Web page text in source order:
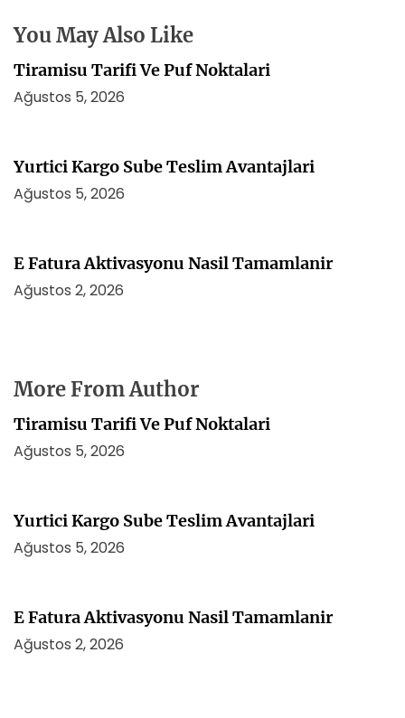
i
You May Also Like
Tiramisu Tarifi Ve Puf Noktalari
Ağustos 5, 2026
Yurtici Kargo Sube Teslim Avantajlari
Ağustos 5, 2026
E Fatura Aktivasyonu Nasil Tamamlanir
Ağustos 2, 2026
More From Author
Tiramisu Tarifi Ve Puf Noktalari
Ağustos 5, 2026
Yurtici Kargo Sube Teslim Avantajlari
Ağustos 5, 2026
E Fatura Aktivasyonu Nasil Tamamlanir
Ağustos 2, 2026